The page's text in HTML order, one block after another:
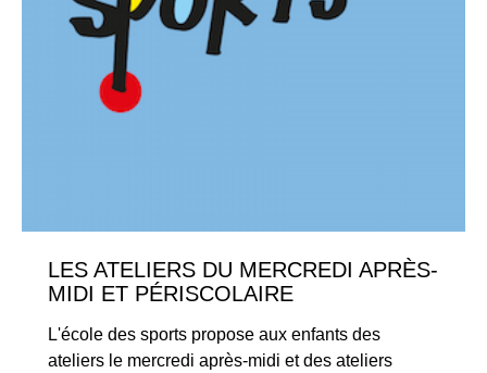
LES ATELIERS DU MERCREDI APRÈS-
MIDI ET PÉRISCOLAIRE
L'école des sports propose aux enfants des
ateliers le mercredi après-midi et des ateliers